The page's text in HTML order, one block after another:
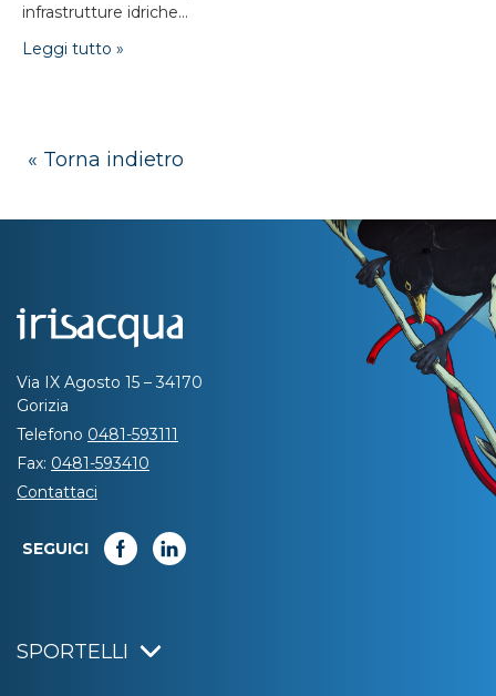
infrastrutture idriche...
Leggi tutto »
« Torna indietro
Via IX Agosto 15 – 34170
Gorizia
Telefono 0481-593111
Fax: 0481-593410
Contattaci
SEGUICI
SPORTELLI